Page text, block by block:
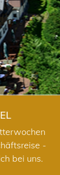
-
bei uns.